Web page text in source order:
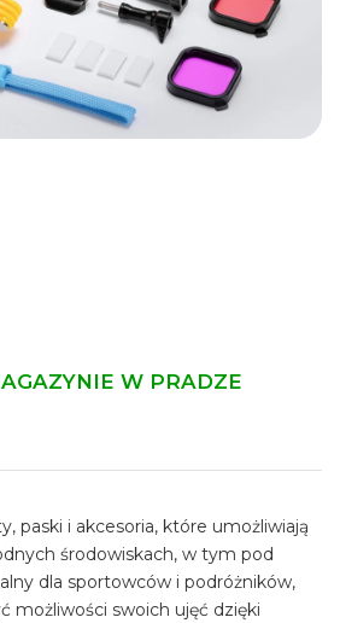
W PRADZE
paski i akcesoria, które umożliwiają
środowiskach, w tym pod
dla sportowców i podróżników,
możliwości swoich ujęć dzięki